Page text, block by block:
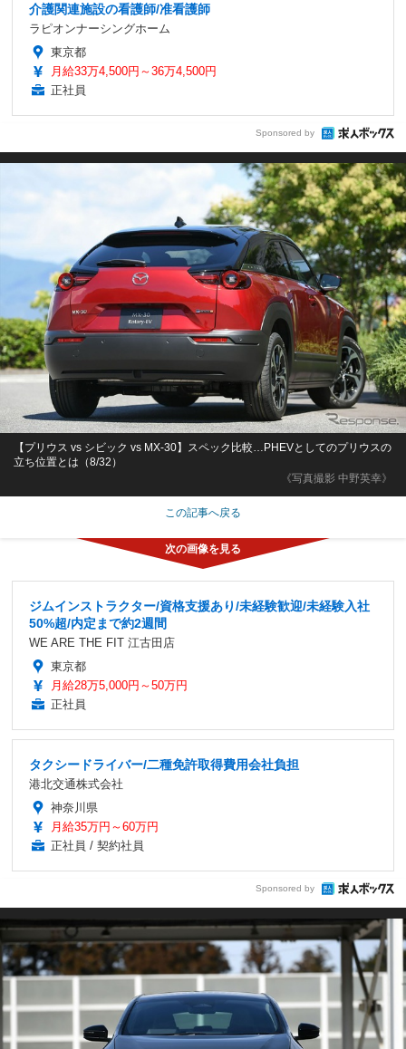
介護関連施設の看護師/准看護師
ラピオンナーシングホーム
東京都
月給33万4,500円～36万4,500円
正社員
Sponsored by
《写真撮影 中野英幸》
【プリウス vs シビック vs MX-30】スペック比較…PHEVとしてのプリウスの
立ち位置とは（8/32）
この記事へ戻る
ジムインストラクター/資格支援あり/未経験歓迎/未経験入社
50%超/内定まで約2週間
WE ARE THE FIT 江古田店
東京都
月給28万5,000円～50万円
正社員
タクシードライバー/二種免許取得費用会社負担
港北交通株式会社
神奈川県
月給35万円～60万円
正社員 / 契約社員
Sponsored by